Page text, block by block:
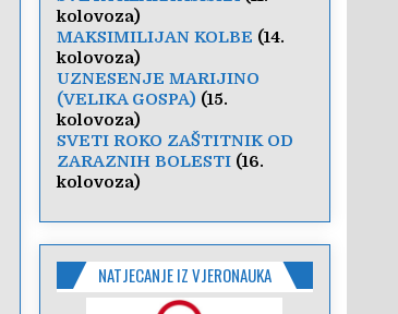
kolovoza)
MAKSIMILIJAN KOLBE (14.
kolovoza)
UZNESENJE MARIJINO
(VELIKA GOSPA) (15.
kolovoza)
SVETI ROKO ZAŠTITNIK OD
ZARAZNIH BOLESTI(16.
kolovoza)
NATJECANJE IZ VJERONAUKA